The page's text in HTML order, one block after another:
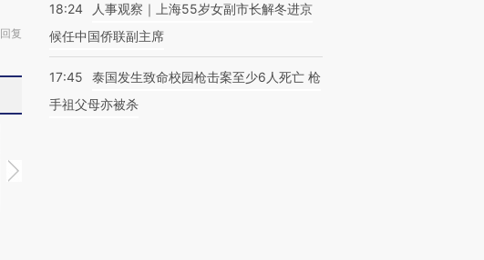
回复
马航飞行员跨国走私7万
18:24
人事观察｜上海55岁女副市长解冬进京
候任中国侨联副主席
17:45
泰国发生致命校园枪击案至少6人死亡 枪
手祖父母亦被杀